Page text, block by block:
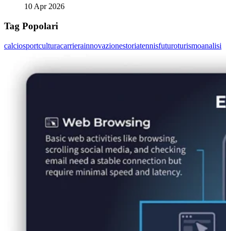
10 Apr 2026
Tag Popolari
calciosportculturacarrierainnovazionestoriatennisfuturoturismoanalisi